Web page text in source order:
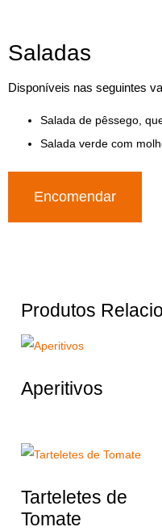
Saladas
Disponíveis nas seguintes
Salada de pêssego,
Salada verde com
Encomendar
Produtos
Aperitivos
Tarteletes de
Tomate